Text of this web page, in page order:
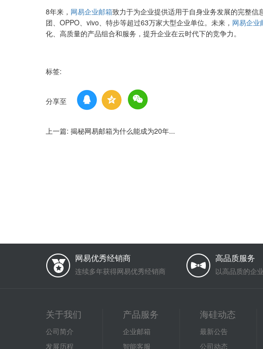
8年来， 网易企业邮箱致力于为企业提供适用于自身业务发展的完整
团、OPPO、vivo、特步等超过63万家大型企业单位。未来， 网易企业
化、高质量的产品组合和服务，提升企业在云时代下的竞争力。
标签:
分享至
上一篇: 揭秘网易邮箱为什么能成为20年...
网易优秀经销商
连续多年获得网易优秀经销商
高品质服务
以高品质的企
关于我们
公司简介
发展历程
产品服务
企业邮箱
智能客服
海硅动态
最新公告
公司动态